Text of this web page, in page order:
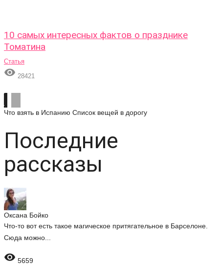
10 самых интересных фактов о празднике
Томатина
Статья
 28421
Что взять в Испанию Список вещей в дорогу
Последние
рассказы
Оксана Бойко
Что-то вот есть такое магическое притягательное в Барселоне.
Сюда можно...
 5659